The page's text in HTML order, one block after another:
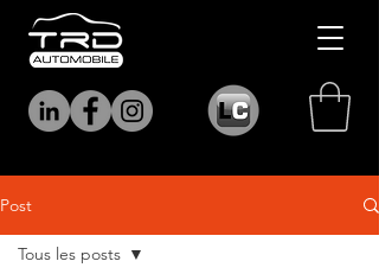
Post
Tous les posts